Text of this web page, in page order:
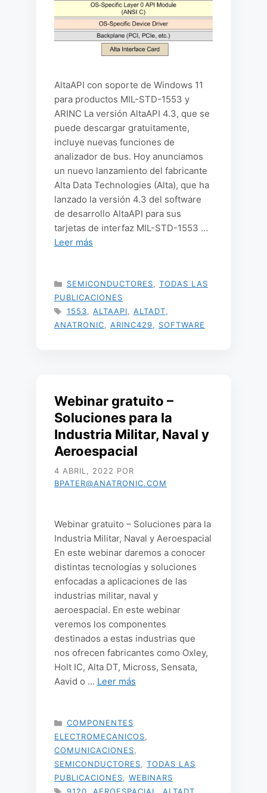
AltaAPI con soporte de Windows 11
para productos MIL-STD-1553 y
ARINC La versión AltaAPI 4.3, que se
puede descargar gratuitamente,
incluye nuevas funciones de
analizador de bus. Hoy anunciamos
un nuevo lanzamiento del fabricante
Alta Data Technologies (Alta), que ha
lanzado la versión 4.3 del software
de desarrollo AltaAPI para sus
tarjetas de interfaz MIL-STD-1553 …
Leer más
CATEGORÍAS
SEMICONDUCTORES
TODAS LAS
PUBLICACIONES
ETIQUETAS
1553 ALTAAPI ALTADT
ANATRONIC
ARINC429 SOFTWARE
Webinar gratuito –
Soluciones para la
Industria Militar, Naval y
Aeroespacial
4 ABRIL, 2022 POR
BPATER@ANATRONIC.COM
Webinar gratuito – Soluciones para la
Industria Militar, Naval y Aeroespacial
En este webinar daremos a conocer
distintas tecnologías y soluciones
enfocadas a aplicaciones de las
industrias militar, naval y
aeroespacial. En este webinar
veremos los componentes
destinados a estas industrias que
nos ofrecen fabricantes como Oxley,
Holt IC, Alta DT, Micross, Sensata,
Aavid o … Leer más
CATEGORÍAS
COMPONENTES
ELECTROMECANICOS
COMUNICACIONES
SEMICONDUCTORES
TODAS LAS
PUBLICACIONES
WEBINARS
ETIQUETAS